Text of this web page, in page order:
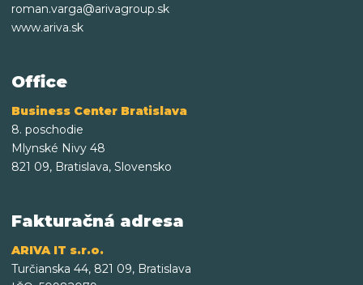
roman.varga@arivagroup.sk
www.ariva.sk
Office
Business Center Bratislava
8. poschodie
Mlynské Nivy 48
821 09, Bratislava, Slovensko
Fakturačná adresa
ARIVA IT s.r.o.
Turčianska 44, 821 09, Bratislava